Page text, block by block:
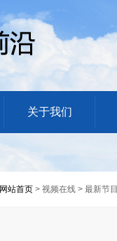
关于我们
网站首页 > 视频在线 > 最新节目